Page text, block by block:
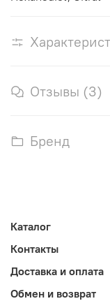
Отзывы (3)
Бренд
Каталог
Контакты
Доставка и оплата
Обмен и возврат